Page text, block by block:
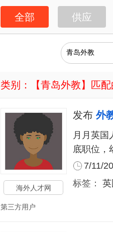
全部 供应
类别：【青岛外教】匹
海外人才网
第三方用户
发布 外
月月英国
底职位，
7/11/
标签：